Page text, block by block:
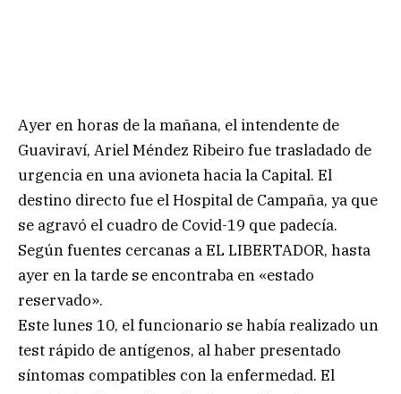
Ayer en horas de la mañana, el intendente de
Guaviraví, Ariel Méndez Ribeiro fue trasladado de
urgencia en una avioneta hacia la Capital. El
destino directo fue el Hospital de Campaña, ya que
se agravó el cuadro de Covid-19 que padecía.
Según fuentes cercanas a EL LIBERTADOR, hasta
ayer en la tarde se encontraba en «estado
reservado».
Este lunes 10, el funcionario se había realizado un
test rápido de antígenos, al haber presentado
síntomas compatibles con la enfermedad. El